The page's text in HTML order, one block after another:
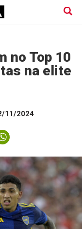
no Top 10
na elite
11/2024